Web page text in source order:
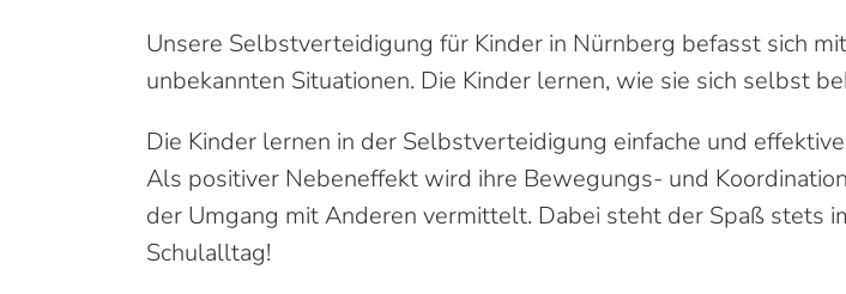
Unsere Selbstverteidigung für Kinder in Nürnberg befasst sich
unbekannten Situationen. Die Kinder lernen, wie sie sich selbst
Die Kinder lernen in der Selbstverteidigung einfache und
Als positiver Nebeneffekt wird ihre Bewegungs- und
der Umgang mit Anderen vermittelt. Dabei steht der Spaß stets
Schulalltag!